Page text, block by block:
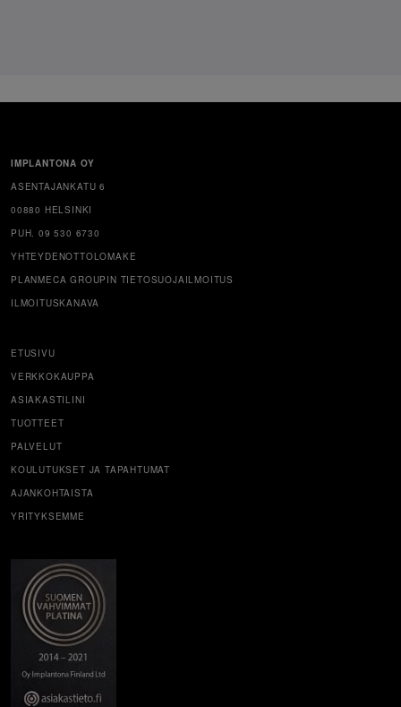
IMPLANTONA OY
ASENTAJANKATU 6
00880 HELSINKI
PUH. 09 530 6730
YHTEYDENOTTOLOMAKE
PLANMECA GROUPIN TIETOSUOJAILMOITUS
ILMOITUSKANAVA
ETUSIVU
VERKKOKAUPPA
ASIAKASTILINI
TUOTTEET
PALVELUT
KOULUTUKSET JA TAPAHTUMAT
AJANKOHTAISTA
YRITYKSEMME